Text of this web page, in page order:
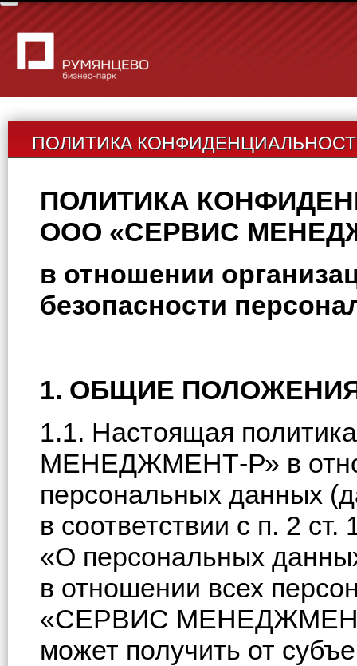
ПОЛИТИКА
ПОЛИТИКА
ООО «СЕРВИС
в отношении
безопасности
1. ОБЩИЕ
1.1. Настоящая
МЕНЕДЖМЕНТ-Р» в
персональных данных
в соответствии с п. 2
«О персональных
в отношении всех
«СЕРВИС
может получить от